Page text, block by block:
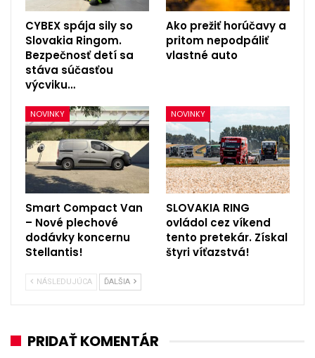
CYBEX spája sily so
Slovakia Ringom.
Bezpečnosť detí sa
stáva súčasťou
výcviku…
Ako prežiť horúčavy a
pritom nepodpáliť
vlastné auto
NOVINKY
Smart Compact Van
– Nové plechové
dodávky koncernu
Stellantis!
NOVINKY
SLOVAKIA RING
ovládol cez víkend
tento pretekár. Získal
štyri víťazstvá!
NÁSLEDUJÚCA ĎALŠIA
PRIDAŤ KOMENTÁR